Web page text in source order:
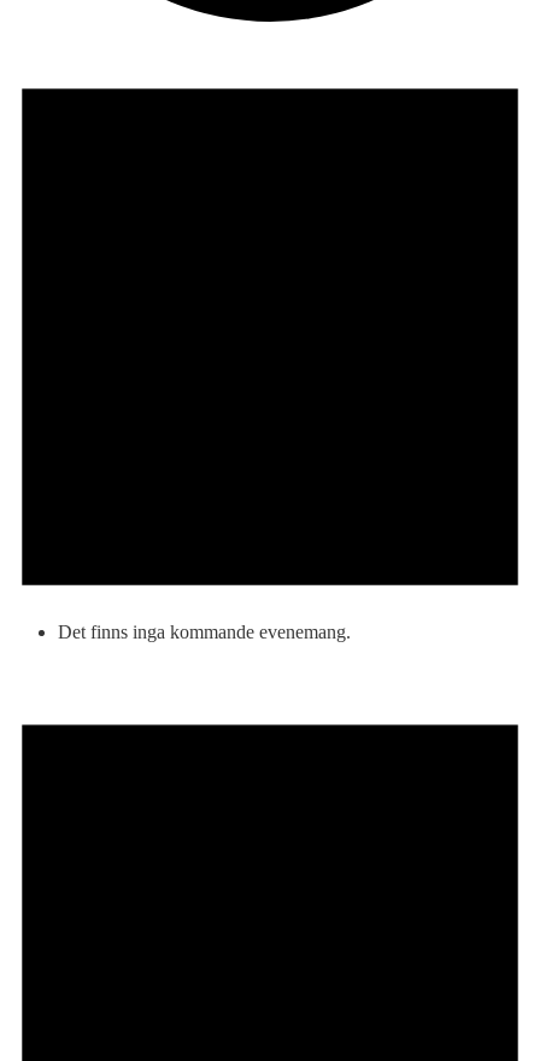
Det finns inga kommande evenemang.